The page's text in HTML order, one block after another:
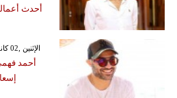
أحدث
GMT 17:02 2024 الإثنين ,02 كانون الأول / ديسمبر
أحمد